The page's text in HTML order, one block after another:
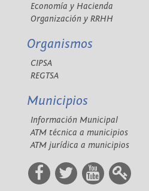
Economía y Hacienda
Organización y RRHH
Organismos
CIPSA
REGTSA
Municipios
Información Municipal
ATM técnica a municipios
ATM jurídica a municipios